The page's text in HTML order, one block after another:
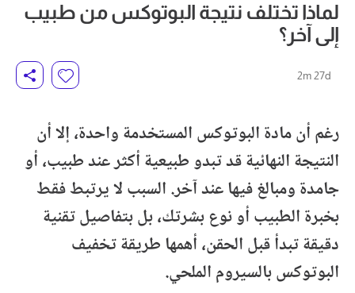
لماذا تختلف نتيجة البوتوكس من طبيب
إلى آخر؟
2m 27d
رغم أن مادة البوتوكس المستخدمة واحدة، إلا أن
النتيجة النهائية قد تبدو طبيعية أكثر عند طبيب، أو
جامدة ومبالغ فيها عند آخر. السبب لا يرتبط فقط
بخبرة الطبيب أو نوع بشرتك، بل بتفاصيل تقنية
دقيقة تبدأ قبل الحقن، أهمها طريقة تخفيف
البوتوكس بالسيروم الملحي.